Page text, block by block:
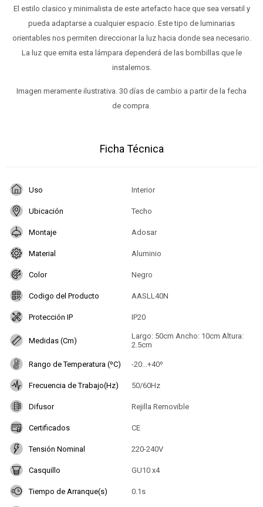
El estilo clasico y minimalista de este artefacto hace que sea versatil y
pueda adaptarse a cualquier espacio. Este tipo de luminarias
orientables nos permiten direccionar la luz hacia donde sea necesario.
La luz que emita esta lámpara dependerá de las bombillas que le
instalemos.
Imagen meramente ilustrativa. 30 días de cambio a partir de la fecha
de compra.
Ficha Técnica
Uso Interior
Ubicación Techo
Montaje Adosar
Material Aluminio
Color Negro
Codigo del Producto AASLL40N
Protección IP IP20
Medidas (Cm)
Largo: 50cm Ancho: 10cm Altura:
2.5cm
Rango de Temperatura (ºC) -20...+40º
Frecuencia de Trabajo(Hz) 50/60Hz
Difusor Rejilla Removible
Certificados CE
Tensión Nominal 220-240V
Casquillo GU10 x4
Tiempo de Arranque(s) 0.1s